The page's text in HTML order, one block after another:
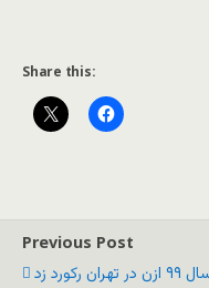
Share this:
Previous Post
در تهران رکورد زد